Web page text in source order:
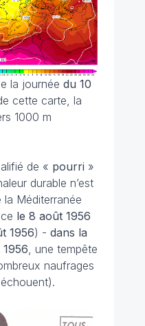
la journée du 10
cette carte, la
1000 m
de « pourri »
durable n’est
Méditerranée
le 8 août 1956
1956) - dans la
1956, une tempête
naufrages